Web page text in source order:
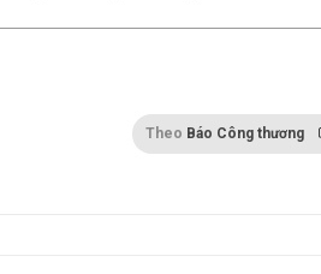
Theo Báo Công thương